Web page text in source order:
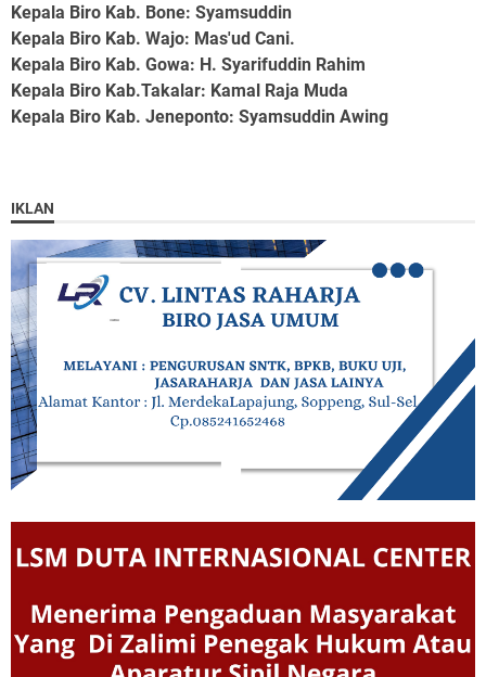
Kepala Biro Kab. Bone: Syamsuddin
Kepala Biro Kab. Wajo: Mas'ud Cani.
Kepala Biro Kab. Gowa: H. Syarifuddin Rahim
Kepala Biro Kab.Takalar: Kamal Raja Muda
Kepala Biro Kab. Jeneponto: Syamsuddin Awing
IKLAN